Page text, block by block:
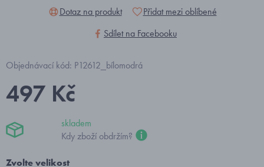
Dotaz na produkt
Přidat mezi oblíbené
Sdílet na Facebooku
Objednávací kód: P12612_bílomodrá
497 Kč
skladem
Kdy zboží obdržím?
Zvolte velikost